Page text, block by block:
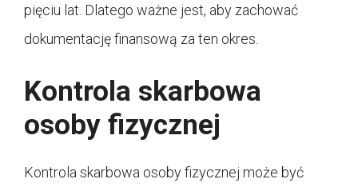
pięciu lat. Dlatego ważne jest, aby zachować
dokumentację finansową za ten okres.
Kontrola skarbowa
osoby fizycznej
Kontrola skarbowa osoby fizycznej może być